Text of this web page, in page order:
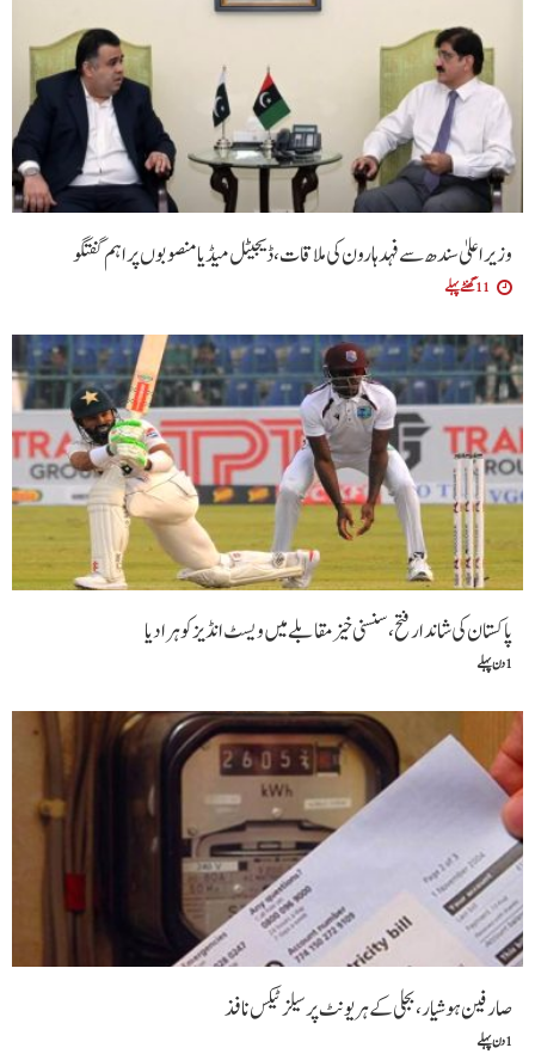
وزیراعلیٰ سندھ سے فہد ہارون کی ملاقات، ڈیجیٹل میڈیا منصوبوں پر اہم گفتگو
11 گھنٹے پہلے
پاکستان کی شاندار فتح،سنسنی خیز مقابلے میں ویسٹ انڈیز کو ہرا دیا
1 دن پہلے
صارفین ہوشیار، بجلی کے ہر یونٹ پر سیلز ٹیکس نافذ
1 دن پہلے